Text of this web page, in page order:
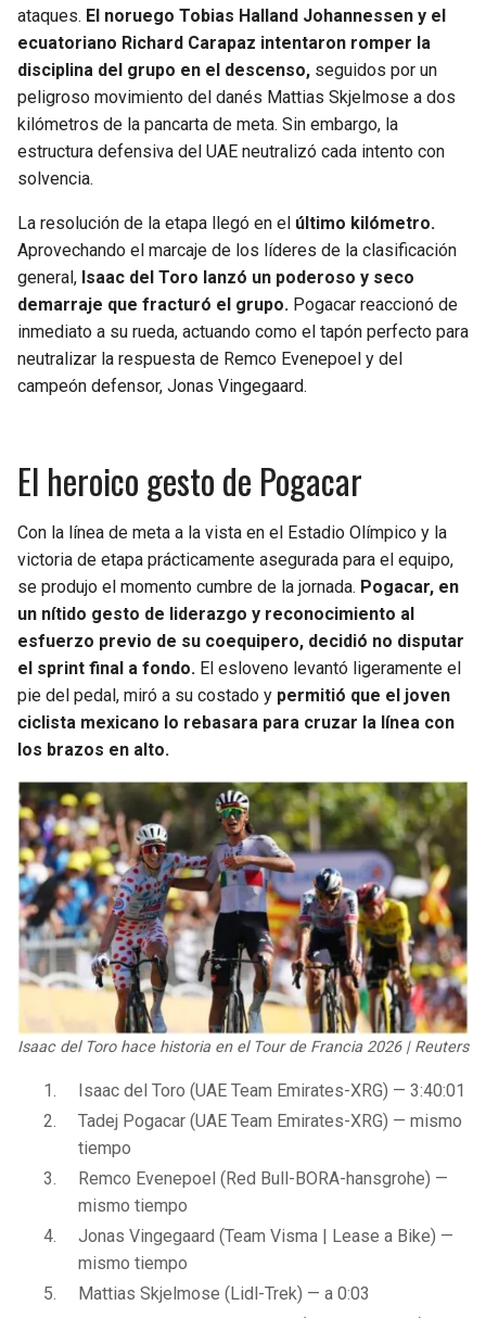
ataques. El noruego Tobias Halland Johannessen y el
ecuatoriano Richard Carapaz intentaron romper la
disciplina del grupo en el descenso, seguidos por un
peligroso movimiento del danés Mattias Skjelmose a dos
kilómetros de la pancarta de meta. Sin embargo, la
estructura defensiva del UAE neutralizó cada intento con
solvencia.
La resolución de la etapa llegó en el último kilómetro.
Aprovechando el marcaje de los líderes de la clasificación
general, Isaac del Toro lanzó un poderoso y seco
demarraje que fracturó el grupo. Pogacar reaccionó de
inmediato a su rueda, actuando como el tapón perfecto para
neutralizar la respuesta de Remco Evenepoel y del
campeón defensor, Jonas Vingegaard.
El heroico gesto de Pogacar
Con la línea de meta a la vista en el Estadio Olímpico y la
victoria de etapa prácticamente asegurada para el equipo,
se produjo el momento cumbre de la jornada. Pogacar, en
un nítido gesto de liderazgo y reconocimiento al
esfuerzo previo de su coequipero, decidió no disputar
el sprint final a fondo. El esloveno levantó ligeramente el
pie del pedal, miró a su costado y permitió que el joven
ciclista mexicano lo rebasara para cruzar la línea con
los brazos en alto.
Isaac del Toro hace historia en el Tour de Francia 2026 | Reuters
Isaac del Toro (UAE Team Emirates-XRG) — 3:40:01
Tadej Pogacar (UAE Team Emirates-XRG) — mismo
tiempo
Remco Evenepoel (Red Bull-BORA-hansgrohe) —
mismo tiempo
Jonas Vingegaard (Team Visma | Lease a Bike) —
mismo tiempo
Mattias Skjelmose (Lidl-Trek) — a 0:03